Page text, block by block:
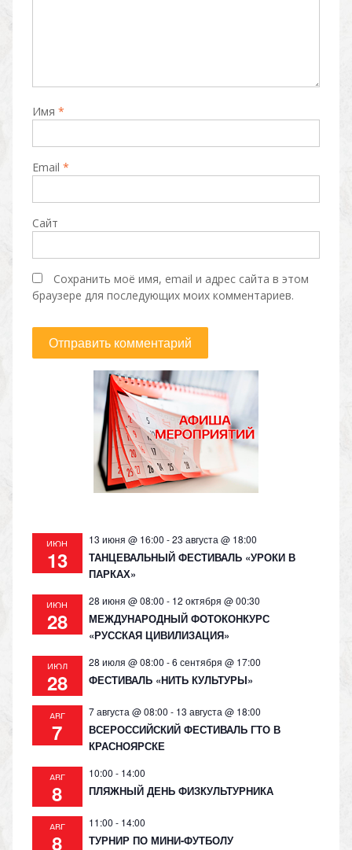
Имя *
Email *
Сайт
Сохранить моё имя, email и адрес сайта в этом
браузере для последующих моих комментариев.
ИЮН
13
13 июня @ 16:00 -23 августа @ 18:00
ТАНЦЕВАЛЬНЫЙ ФЕСТИВАЛЬ «УРОКИ В
ПАРКАХ»
ИЮН
28
28 июня @ 08:00 - 12 октября @ 00:30
МЕЖДУНАРОДНЫЙ ФОТОКОНКУРС
«РУССКАЯ ЦИВИЛИЗАЦИЯ»
ИЮЛ
28
28 июля @ 08:00 -6 сентября @ 17:00
ФЕСТИВАЛЬ «НИТЬ КУЛЬТУРЫ»
АВГ
7
7 августа @ 08:00 - 13 августа @ 18:00
ВСЕРОССИЙСКИЙ ФЕСТИВАЛЬ ГТО В
КРАСНОЯРСКЕ
АВГ
8
10:00 - 14:00
ПЛЯЖНЫЙ ДЕНЬ ФИЗКУЛЬТУРНИКА
АВГ
8
11:00 - 14:00
ТУРНИР ПО МИНИ-ФУТБОЛУ